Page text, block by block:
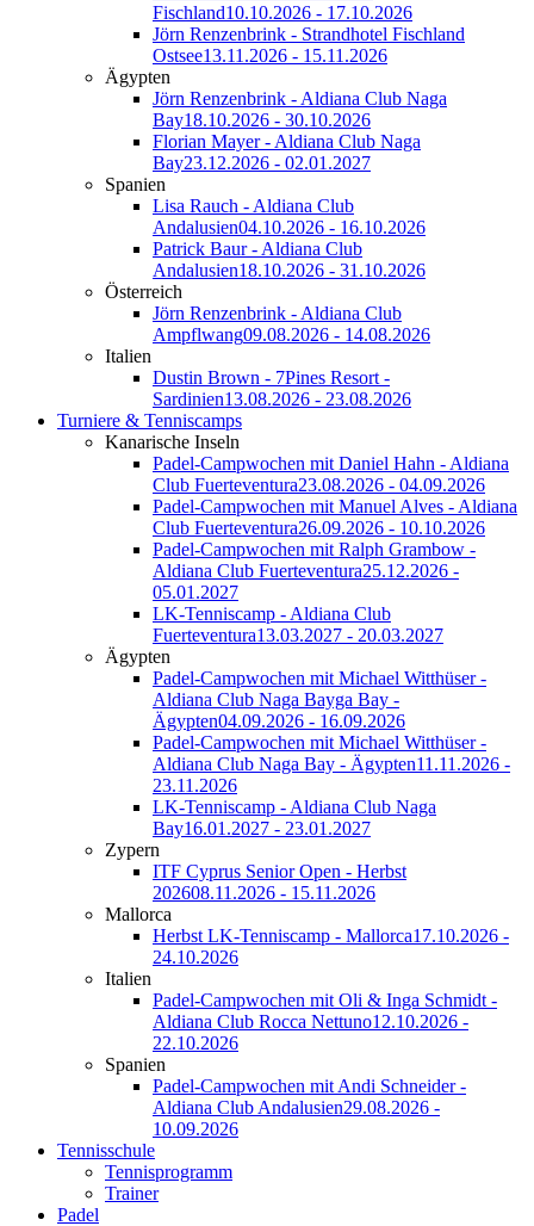
Fischland10.10.2026 - 17.10.2026
Jörn Renzenbrink - Strandhotel Fischland
Ostsee13.11.2026 - 15.11.2026
Ägypten
Jörn Renzenbrink - Aldiana Club Naga
Bay18.10.2026 - 30.10.2026
Florian Mayer - Aldiana Club Naga
Bay23.12.2026 - 02.01.2027
Spanien
Lisa Rauch - Aldiana Club
Andalusien04.10.2026 - 16.10.2026
Patrick Baur - Aldiana Club
Andalusien18.10.2026 - 31.10.2026
Österreich
Jörn Renzenbrink - Aldiana Club
Ampflwang09.08.2026 - 14.08.2026
Italien
Dustin Brown - 7Pines Resort -
Sardinien13.08.2026 - 23.08.2026
Turniere & Tenniscamps
Kanarische Inseln
Padel-Campwochen mit Daniel Hahn - Aldiana
Club Fuerteventura23.08.2026 - 04.09.2026
Padel-Campwochen mit Manuel Alves - Aldiana
Club Fuerteventura26.09.2026 - 10.10.2026
Padel-Campwochen mit Ralph Grambow -
Aldiana Club Fuerteventura25.12.2026 -
05.01.2027
LK-Tenniscamp - Aldiana Club
Fuerteventura13.03.2027 - 20.03.2027
Ägypten
Padel-Campwochen mit Michael Witthüser -
Aldiana Club Naga Bayga Bay -
Ägypten04.09.2026 - 16.09.2026
Padel-Campwochen mit Michael Witthüser -
Aldiana Club Naga Bay - Ägypten11.11.2026 -
23.11.2026
LK-Tenniscamp - Aldiana Club Naga
Bay16.01.2027 - 23.01.2027
Zypern
ITF Cyprus Senior Open - Herbst
202608.11.2026 - 15.11.2026
Mallorca
Herbst LK-Tenniscamp - Mallorca17.10.2026 -
24.10.2026
Italien
Padel-Campwochen mit Oli & Inga Schmidt -
Aldiana Club Rocca Nettuno12.10.2026 -
22.10.2026
Spanien
Padel-Campwochen mit Andi Schneider -
Aldiana Club Andalusien29.08.2026 -
10.09.2026
Tennisschule
Tennisprogramm
Trainer
Padel